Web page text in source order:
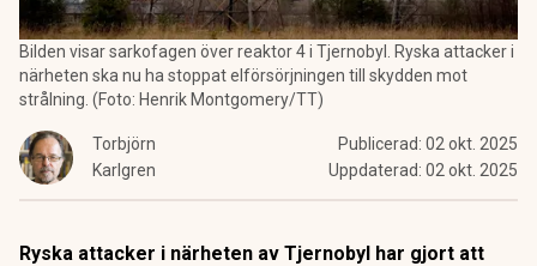
Bilden visar sarkofagen över reaktor 4 i Tjernobyl. Ryska attacker i
närheten ska nu ha stoppat elförsörjningen till skydden mot
strålning. (Foto: Henrik Montgomery/TT)
Torbjörn
Karlgren
Publicerad: 02 okt. 2025
Uppdaterad: 02 okt. 2025
Ryska attacker i närheten av Tjernobyl har gjort att